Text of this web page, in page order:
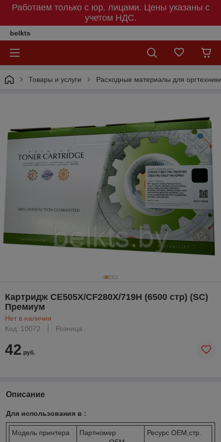
Работаем только с юр. лицами. Цены указаны c
учетом НДС.
belkts
Товары и услуги Расходные материалы для
Картридж CE505X/CF280X/719H (6500 стр) (SC)
Премиум
Нет в наличии
Код: 10072
Розница
42 руб.
Описание
Для использования в :
Модель принтера
Партномер
Ресурс OEM,стр.